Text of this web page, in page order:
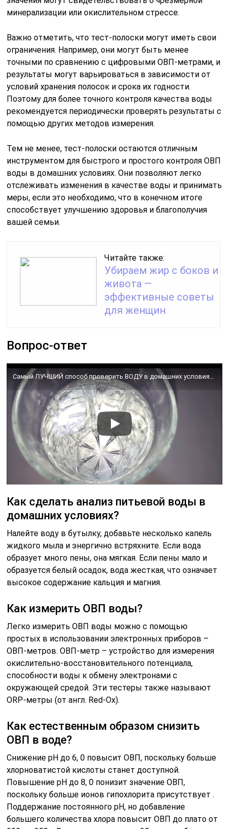
минерализации или окислительном стрессе.
Важно отметить, что тест-полоски могут иметь свои
ограничения. Например, они могут быть менее
точными по сравнению с цифровыми ОВП-метрами, и
результаты могут варьироваться в зависимости от
условий хранения полосок и срока их годности.
Поэтому для более точного контроля качества воды
рекомендуется периодически проверять результаты с
помощью других методов измерения.
Тем не менее, тест-полоски остаются отличным
инструментом для быстрого и простого контроля ОВП
воды в домашних условиях. Они позволяют легко
отслеживать изменения в качестве воды и принимать
меры, если это необходимо, что в конечном итоге
способствует улучшению здоровья и благополучия
вашей семьи.
Читайте также:
Убираем жир с боков и
живота —
эффективные советы
для женщин
Вопрос-ответ
Как сделать анализ питьевой воды в
домашних условиях?
Налейте воду в бутылку, добавьте несколько капель
жидкого мыла и энергично встряхните. Если вода
образует много пены, она мягкая. Если пены мало и
образуется белый осадок, вода жесткая, что означает
высокое содержание кальция и магния.
Как измерить ОВП воды?
Легко измерить ОВП воды можно с помощью
простых в использовании электронных приборов –
ОВП-метров. ОВП-метр – устройство для измерения
окислительно-восстановительного потенциала,
способности воды к обмену электронами с
окружающей средой. Эти тестеры также называют
ORP-метры (от англ. Red-Ox).
Как естественным образом снизить
ОВП в воде?
Снижение pH до 6, 0 повысит ОВП, поскольку больше
хлорноватистой кислоты станет доступной.
Повышение pH до 8, 0 понизит значение ОВП,
поскольку больше ионов гипохлорита присутствует .
Поддержание постоянного pH, но добавление
большего количества хлора повысит ОВП до плато от